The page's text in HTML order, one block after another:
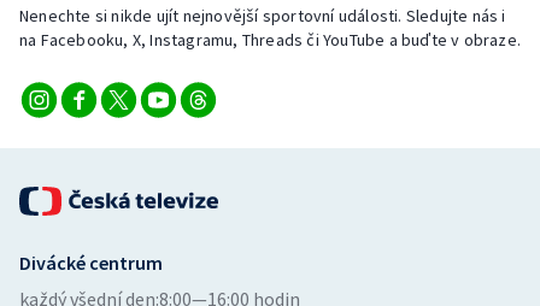
Nenechte si nikde ujít nejnovější sportovní události. Sledujte nás i
na Facebooku, X, Instagramu, Threads či YouTube a buďte v obraze.
Divácké centrum
každý všední den:8:00—16:00 hodin